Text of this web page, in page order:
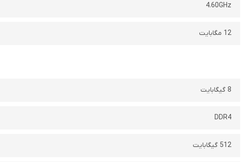
4.60GHz
12 مگابایت
8 گيگابايت
DDR4
512 گیگابایت